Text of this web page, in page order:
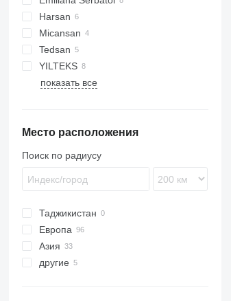
TF
CSP
Harsan
R-series
Micansan
Tedsan
YILTEKS
LPG
показать все
Место расположения
Поиск по радиусу
Таджикистан
Европа
Великобритания
Нидерланды
Азия
Турция
другие